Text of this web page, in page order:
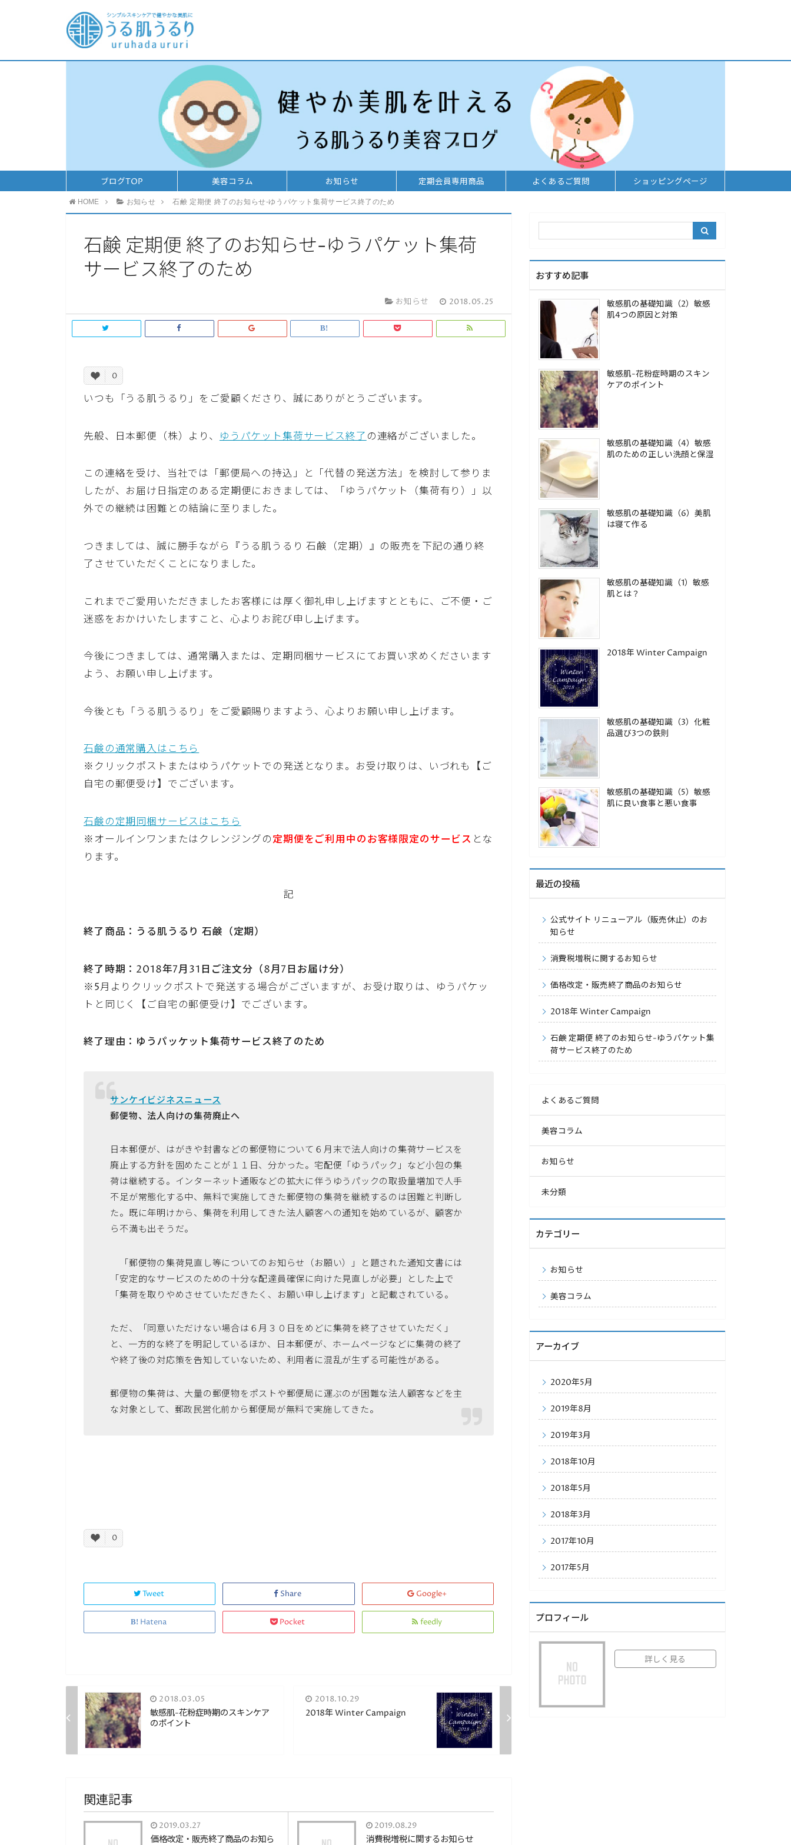
ブログTOP 美容コラム お知らせ 定期会員専用商品 よくあるご質問 ショッピングページ
HOME お知らせ 石鹸 定期便 終了のお知らせ-ゆうパケット集荷サービス終了のため
石鹸 定期便 終了のお知らせ-ゆうパケット集荷
サービス終了のため
お知らせ 2018.05.25
0
いつも「うる肌うるり」をご愛顧くださり、誠にありがとうございます。
先般、日本郵便（株）より、 ゆうパケット集荷サービス終了の連絡がございました。
この連絡を受け、当社では「郵便局への持込」と「代替の発送方法」を検討して参りま
したが、お届け日指定のある定期便におきましては、「ゆうパケット（集荷有り）」以
外での継続は困難との結論に至りました。
つきましては、誠に勝手ながら『うる肌うるり 石鹸（定期）』の販売を下記の通り終
了させていただくことになりました。
これまでご愛用いただきましたお客様には厚く御礼申し上げますとともに、ご不便・ご
迷惑をおかけいたしますこと、心よりお詫び申し上げます。
今後につきましては、通常購入または、定期同梱サービスにてお買い求めくださいます
よう、お願い申し上げます。
今後とも「うる肌うるり」をご愛顧賜りますよう、心よりお願い申し上げます。
石鹸の通常購入はこちら
※クリックポストまたはゆうパケットでの発送となりま。お受け取りは、いづれも【ご
自宅の郵便受け】でございます。
石鹸の定期同梱サービスはこちら
※オールインワンまたはクレンジングの定期便をご利用中のお客様限定のサービス とな
ります。
記
終了商品：うる肌うるり 石鹸（定期）
終了時期：2018年7月31日ご注文分（8月7日お届け分）
※5月よりクリックポストで発送する場合がございますが、お受け取りは、ゆうパケッ
トと同じく【ご自宅の郵便受け】でございます。
終了理由：ゆうパッケット集荷サービス終了のため
サンケイビジネスニュース
郵便物、法人向けの集荷廃止へ
日本郵便が、はがきや封書などの郵便物について６月末で法人向けの集荷サービスを
廃止する方針を固めたことが１１日、分かった。宅配便「ゆうパック」など小包の集
荷は継続する。インターネット通販などの拡大に伴うゆうパックの取扱量増加で人手
不足が常態化する中、無料で実施してきた郵便物の集荷を継続するのは困難と判断し
た。既に年明けから、集荷を利用してきた法人顧客への通知を始めているが、顧客か
ら不満も出そうだ。
「郵便物の集荷見直し等についてのお知らせ（お願い）」と題された通知文書には
「安定的なサービスのための十分な配達員確保に向けた見直しが必要」とした上で
「集荷を取りやめさせていただきたく、お願い申し上げます」と記載されている。
ただ、「同意いただけない場合は６月３０日をめどに集荷を終了させていただく」
と、一方的な終了を明記しているほか、日本郵便が、ホームページなどに集荷の終了
や終了後の対応策を告知していないため、利用者に混乱が生ずる可能性がある。
郵便物の集荷は、大量の郵便物をポストや郵便局に運ぶのが困難な法人顧客などを主
な対象として、郵政民営化前から郵便局が無料で実施してきた。
0
Tweet Share Google+
Hatena Pocket feedly
2018.03.05
敏感肌-花粉症時期のスキンケア
のポイント
2018.10.29
2018年 Winter Campaign
関連記事
2019.03.27
価格改定・販売終了商品のお知ら
2019.08.29
消費税増税に関するお知らせ
おすすめ記事
敏感肌の基礎知識（2）敏感
肌4つの原因と対策
敏感肌-花粉症時期のスキン
ケアのポイント
敏感肌の基礎知識（4）敏感
肌のための正しい洗顔と保湿
敏感肌の基礎知識（6）美肌
は寝て作る
敏感肌の基礎知識（1）敏感
肌とは？
2018年 Winter Campaign
敏感肌の基礎知識（3）化粧
品選び3つの鉄則
敏感肌の基礎知識（5）敏感
肌に良い食事と悪い食事
最近の投稿
公式サイト リニューアル（販売休止）のお
知らせ
消費税増税に関するお知らせ
価格改定・販売終了商品のお知らせ
2018年 Winter Campaign
石鹸 定期便 終了のお知らせ-ゆうパケット集
荷サービス終了のため
よくあるご質問
美容コラム
お知らせ
未分類
カテゴリー
お知らせ
美容コラム
アーカイブ
2020年5月
2019年8月
2019年3月
2018年10月
2018年5月
2018年3月
2017年10月
2017年5月
プロフィール
詳しく見る